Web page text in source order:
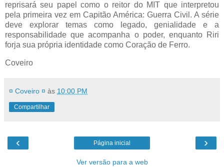
reprisará seu papel como o reitor do MIT que interpretou
pela primeira vez em Capitão América: Guerra Civil. A série
deve explorar temas como legado, genialidade e a
responsabilidade que acompanha o poder, enquanto Riri
forja sua própria identidade como Coração de Ferro.
Coveiro
¤ Coveiro ¤ às 10:00 PM
Compartilhar
‹ ›
Página inicial
Ver versão para a web